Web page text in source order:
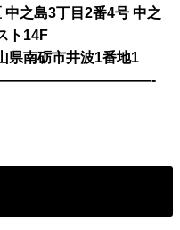
中之島3丁⽬2番4号 中之
ト14F
県南砺市井波1番地1